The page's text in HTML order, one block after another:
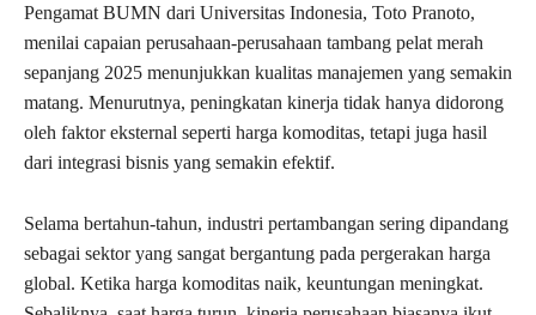
Pengamat BUMN dari Universitas Indonesia, Toto Pranoto,
menilai capaian perusahaan-perusahaan tambang pelat merah
sepanjang 2025 menunjukkan kualitas manajemen yang semakin
matang. Menurutnya, peningkatan kinerja tidak hanya didorong
oleh faktor eksternal seperti harga komoditas, tetapi juga hasil
dari integrasi bisnis yang semakin efektif.
Selama bertahun-tahun, industri pertambangan sering dipandang
sebagai sektor yang sangat bergantung pada pergerakan harga
global. Ketika harga komoditas naik, keuntungan meningkat.